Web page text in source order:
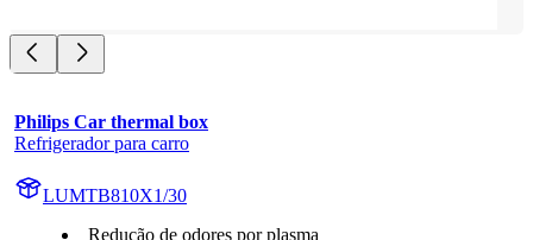
Philips Car thermal box
Refrigerador para carro
LUMTB810X1/30
Redução de odores por plasma